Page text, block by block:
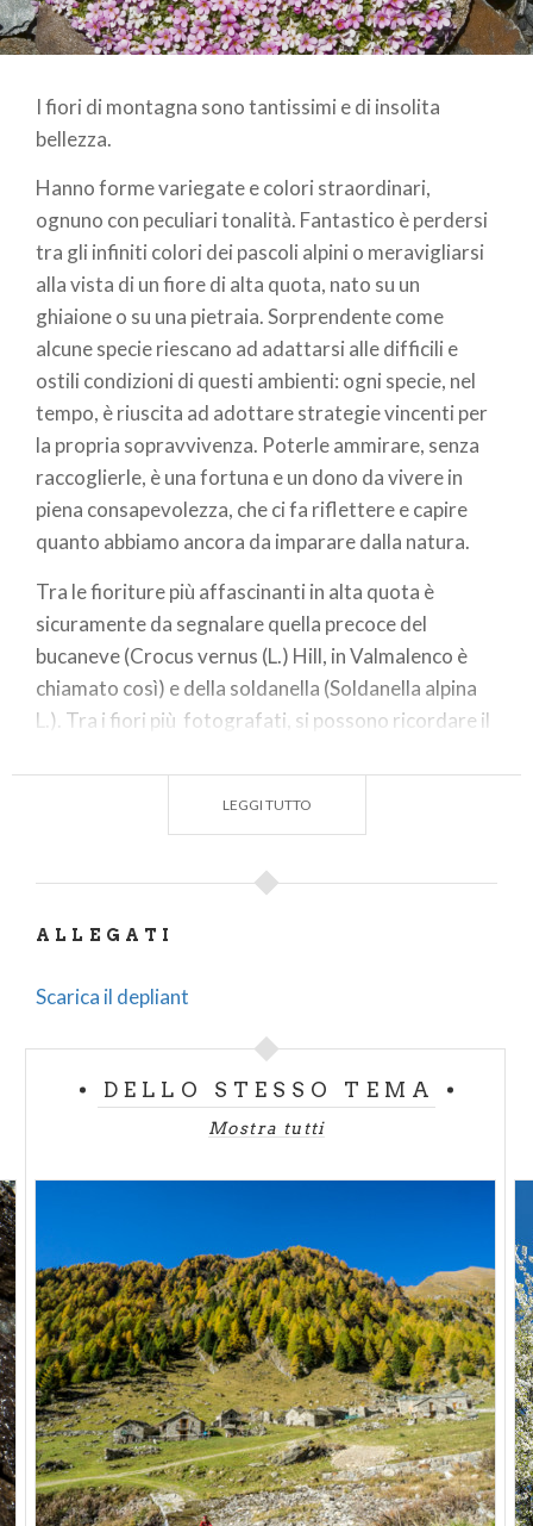
I fiori di montagna sono tantissimi e di insolita
bellezza.
Hanno forme variegate e colori straordinari,
ognuno con peculiari tonalità. Fantastico è perdersi
tra gli infiniti colori dei pascoli alpini o meravigliarsi
alla vista di un fiore di alta quota, nato su un
ghiaione o su una pietraia. Sorprendente come
alcune specie riescano ad adattarsi alle difficili e
ostili condizioni di questi ambienti: ogni specie, nel
tempo, è riuscita ad adottare strategie vincenti per
la propria sopravvivenza. Poterle ammirare, senza
raccoglierle, è una fortuna e un dono da vivere in
piena consapevolezza, che ci fa riflettere e capire
quanto abbiamo ancora da imparare dalla natura.
Tra le fioriture più affascinanti in alta quota è
sicuramente da segnalare quella precoce del
bucaneve (Crocus vernus (L.) Hill, in Valmalenco è
chiamato così) e della soldanella (Soldanella alpina
L.). Tra i fiori più fotografati, si possono ricordare il
di San Giovanni Lilium bulbiferum L.), la genziana
(Gentiana lutea L.) e il rododentro (Rhododendron
porpora della corolla. Anche le fioriture a cuscinetto
della silene (Silene acaulis (L.) Jacq.) suscitano
LEGGI TUTTO
ALLEGATI
Scarica il depliant
DELLO STESSO TEMA
Mostra tutti